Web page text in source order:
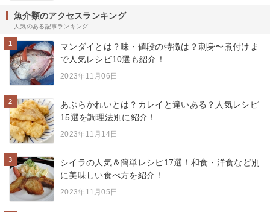
魚介類のアクセスランキング
人気のある記事ランキング
1
マンダイとは？味・値段の特徴は？刺身〜煮付けま
で人気レシピ10選も紹介！
2023年11月06日
2
あぶらかれいとは？カレイと違いある？人気レシピ
15選を調理法別に紹介！
2023年11月14日
3
シイラの人気＆簡単レシピ17選！和食・洋食など別
に美味しい食べ方を紹介！
2023年11月05日